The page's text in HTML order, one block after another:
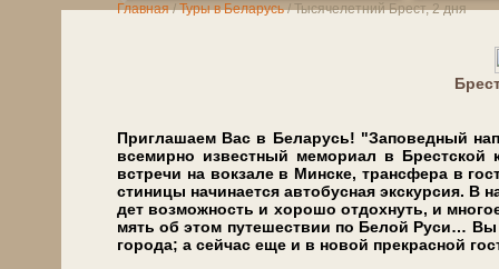
Главная/Туры в Беларусь/Тысячелетний Брест, 2 дня
Приглашаем Вас в Бе­ла­русь! "За­по­вед­ный
все­мир­но из­вест­ный ме­мо­ри­ал в Брест­ской
встре­чи на вок­за­ле в Мин­ске, транс­фе­ра в
сти­ни­цы на­чи­на­ет­ся ав­то­бус­ная экскурсия. В
дет воз­мож­ность и хо­ро­шо от­дох­нуть, и
мять об этом пу­те­ше­ствии по Бе­лой Ру­си… Вы
го­ро­да; а сей­час еще и в но­вой прекрасной